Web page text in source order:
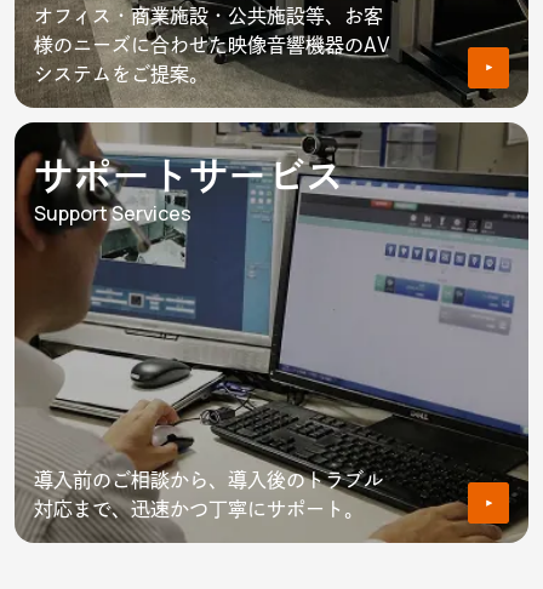
オフィス・商業施設・公共施設等、お客
様のニーズに合わせた映像音響機器のAV
システムをご提案。
サポートサービス
Support Services
導入前のご相談から、導入後のトラブル
対応まで、迅速かつ丁寧にサポート。